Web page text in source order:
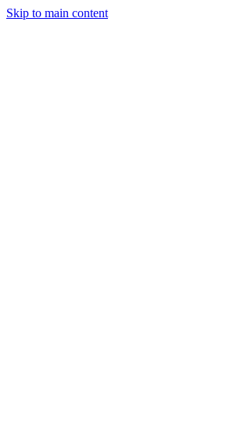
Skip to main content